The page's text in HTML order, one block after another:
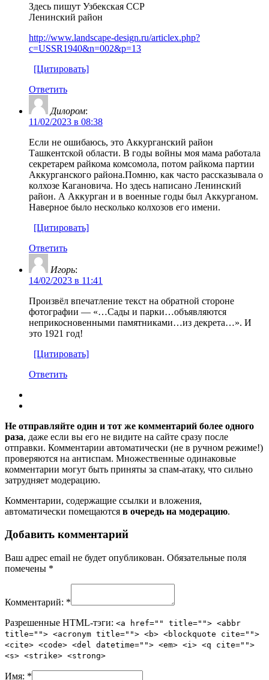
Здесь пишут Узбекская ССР
Ленинский район
http://www.landscape-design.ru/articlex.php?
c=USSR1940&n=002&p=13
[Цитировать]
Ответить
Дилором:
11/02/2023 в 08:38
Если не ошибаюсь, это Аккурганский район
Ташкентской области. В годы войны моя мама работала
секретарем райкома комсомола, потом райкома партии
Аккурганского района.Помню, как часто рассказывала о
колхозе Кагановича. Но здесь написано Ленинский
район. А Аккурган и в военные годы был Аккурганом.
Наверное было несколько колхозов его имени.
[Цитировать]
Ответить
Игорь:
14/02/2023 в 11:41
Произвёл впечатление текст на обратной стороне
фотографии — «…Сады и парки…объявляются
неприкосновенными памятниками…из декрета…». И
это 1921 год!
[Цитировать]
Ответить
Не отправляйте один и тот же комментарий более одного
раза, даже если вы его не видите на сайте сразу после
отправки. Комментарии автоматически (не в ручном режиме!)
проверяются на антиспам. Множественные одинаковые
комментарии могут быть приняты за спам-атаку, что сильно
затрудняет модерацию.
Комментарии, содержащие ссылки и вложения,
автоматически помещаются в очередь на модерацию.
Добавить комментарий
Ваш адрес email не будет опубликован. Обязательные поля
помечены *
Комментарий: *
Разрешенные HTML-тэги: <a href="" title=""> <abbr
title=""> <acronym title=""> <b> <blockquote cite="">
<cite> <code> <del datetime=""> <em> <i> <q cite="">
<s> <strike> <strong>
Имя: *